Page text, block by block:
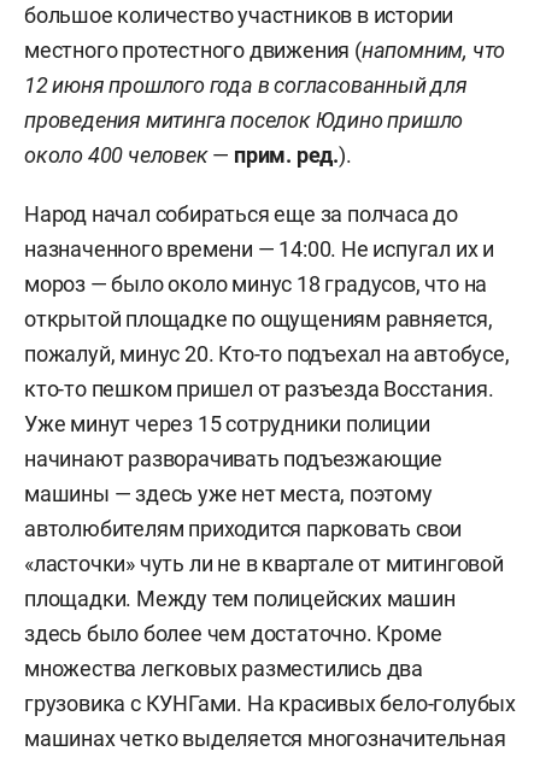
большое количество участников в истории
местного протестного движения (напомним, что
12 июня прошлого года в согласованный для
проведения митинга поселок Юдино пришло
около 400 человек— прим. ред.).
Народ начал собираться еще за полчаса до
назначенного времени — 14:00. Не испугал их и
мороз — было около минус 18 градусов, что на
открытой площадке по ощущениям равняется,
пожалуй, минус 20. Кто-то подъехал на автобусе,
кто-то пешком пришел от разъезда Восстания.
Уже минут через 15 сотрудники полиции
начинают разворачивать подъезжающие
машины — здесь уже нет места, поэтому
автолюбителям приходится парковать свои
«ласточки» чуть ли не в квартале от митинговой
площадки. Между тем полицейских машин
здесь было более чем достаточно. Кроме
множества легковых разместились два
грузовика с КУНГами. На красивых бело-голубых
машинах четко выделяется многозначительная